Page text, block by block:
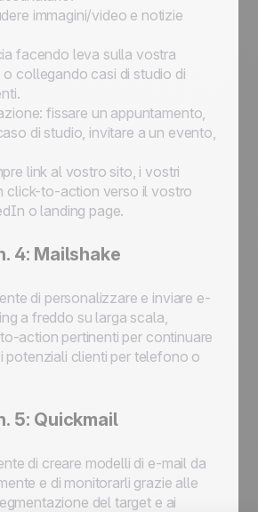
immagini/video e notizie
facendo leva sulla vostra
collegando casi di studio di
fissare un appuntamento,
di studio, invitare a un evento,
link al vostro sito, i vostri
click-to-action verso il vostro
o landing page.
4: Mailshake
di personalizzare e inviare e-
a freddo su larga scala,
action pertinenti per continuare
potenziali clienti per telefono o
5: Quickmail
di creare modelli di e-mail da
e di monitorarli grazie alle
del target e ai